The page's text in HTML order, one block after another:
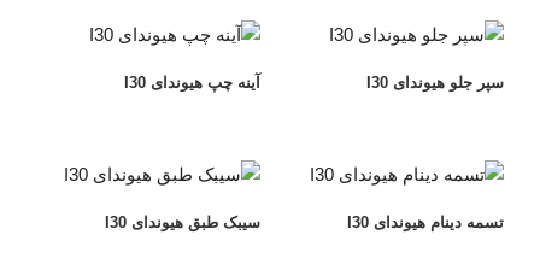
سپر جلو هیوندای I30 آینه چپ هیوندای I30
تسمه دینام هیوندای I30 سیبک طبق هیوندای I30